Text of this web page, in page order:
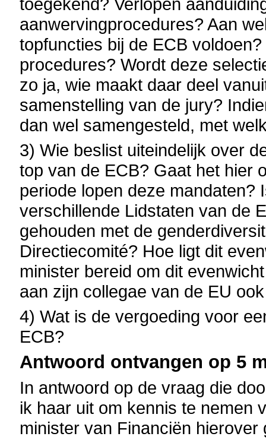
aanwervingprocedures? Aan
topfuncties bij de ECB
procedures? Wordt deze
zo ja, wie maakt daar deel
samenstelling van de jury?
dan wel samengesteld, met
3) Wie beslist uiteindelijk over
top van de ECB? Gaat het hier
periode lopen deze mandaten?
verschillende Lidstaten van de
gehouden met de
Directiecomité? Hoe ligt dit
minister bereid om dit
aan zijn collegae van de EU
4) Wat is de vergoeding voor
ECB?
Antwoord ontvangen op 5
In antwoord op de vraag die
ik haar uit om kennis te nemen
minister van Financiën